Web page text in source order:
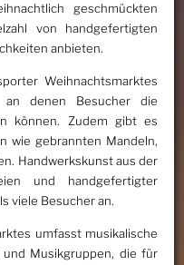
geschmückten
von handgefertigten
anbieten.
Weihnachtsmarktes
an denen Besucher die
können. Zudem gibt es
wie gebrannten Mandeln,
Handwerkskunst aus der
und handgefertigter
viele Besucher an.
umfasst musikalische
Musikgruppen, die für